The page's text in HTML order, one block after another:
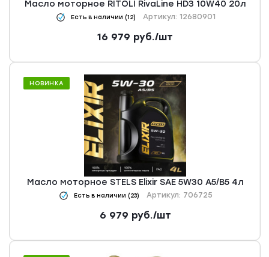
Масло моторное RITOLI RivaLine HD3 10W40 20л
Есть в наличии (12) Артикул: 12680901
16 979 руб./шт
НОВИНКА
Масло моторное STELS Elixir SAE 5W30 А5/В5 4л
Есть в наличии (23) Артикул: 706725
6 979 руб./шт